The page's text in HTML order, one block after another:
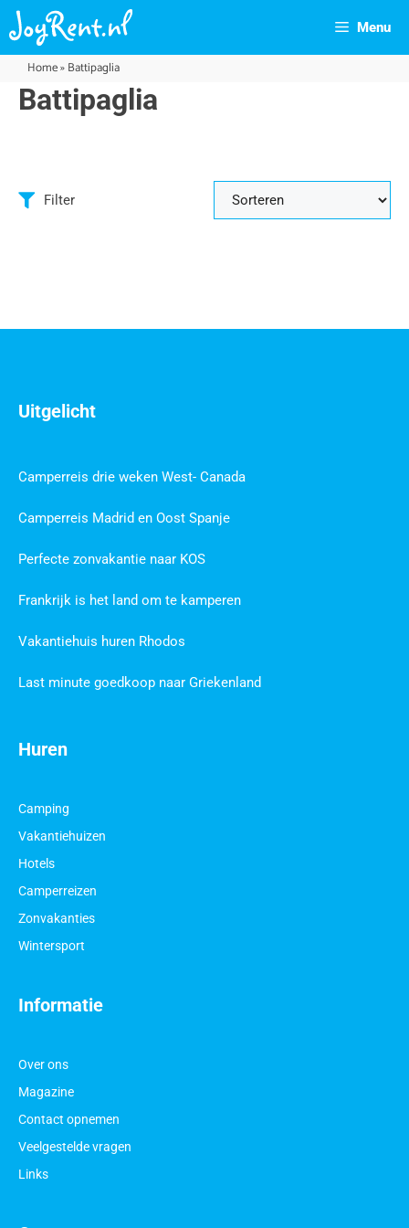
Menu
Home»Battipaglia
Battipaglia
Filter
Informatie
Over ons
Magazine
Contact opnemen
Veelgestelde vragen
Links
Huren
Camping
Vakantiehuizen
Hotels
Camperreizen
Zonvakanties
Wintersport
Uitgelicht
Camperreis drie weken West- Canada
Camperreis Madrid en Oost Spanje
Perfecte zonvakantie naar KOS
Frankrijk is het land om te kamperen
Vakantiehuis huren Rhodos
Last minute goedkoop naar Griekenland